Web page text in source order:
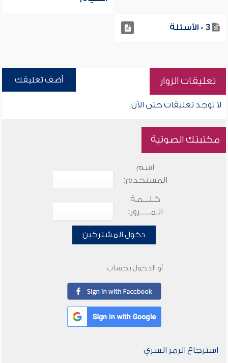
3 - الأسئلة
تعليقات الزوار أضف تعليقك
لا توجد تعليقات حتى الآن
مكتبتك الصوتية
اسم
المستخدم:
كـلـــمـة
الـمـــــرور:
دخول المشتركين
أو الدخول بحساب
استرجاع الرمز السري